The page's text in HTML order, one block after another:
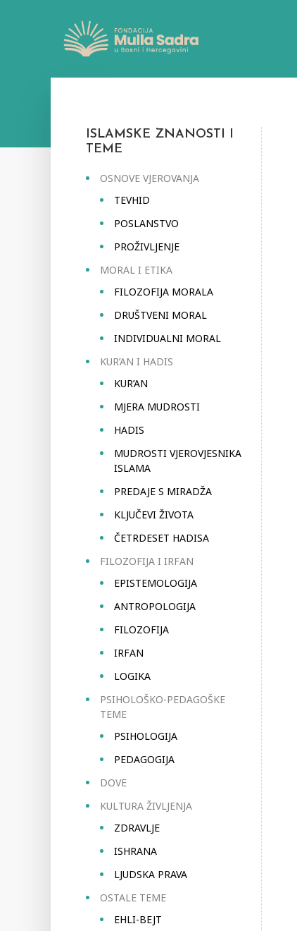
ISLAMSKE ZNANOSTI I
TEME
OSNOVE VJEROVANJA
TEVHID
POSLANSTVO
PROŽIVLJENJE
MORAL I ETIKA
FILOZOFIJA MORALA
DRUŠTVENI MORAL
INDIVIDUALNI MORAL
KUR’AN I HADIS
KUR’AN
MJERA MUDROSTI
HADIS
MUDROSTI VJEROVJESNIKA
ISLAMA
PREDAJE S MIRADŽA
KLJUČEVI ŽIVOTA
ČETRDESET HADISA
FILOZOFIJA I IRFAN
EPISTEMOLOGIJA
ANTROPOLOGIJA
FILOZOFIJA
IRFAN
LOGIKA
PSIHOLOŠKO-PEDAGOŠKE
TEME
PSIHOLOGIJA
PEDAGOGIJA
DOVE
KULTURA ŽIVLJENJA
ZDRAVLJE
ISHRANA
LJUDSKA PRAVA
OSTALE TEME
EHLI-BEJT